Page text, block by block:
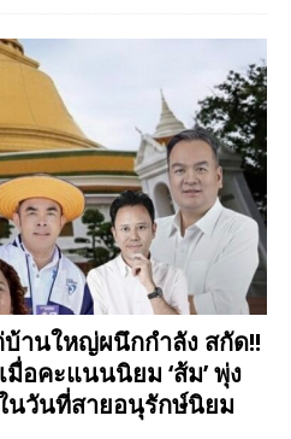
านใหญ่ผนึกกำลัง สกัด!!
อคะแนนนิยม ‘ส้ม’ พุ่ง
นวันที่สายอนุรักษ์นิยม